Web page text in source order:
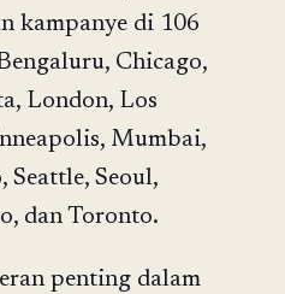
kampanye di 106
Chicago,
London, Los
Mumbai,
Seattle, Seoul,
dan Toronto.
penting dalam